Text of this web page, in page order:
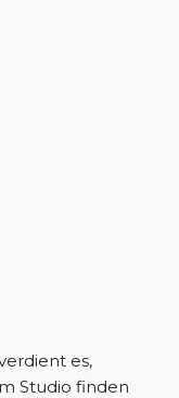
es,
Studio finden